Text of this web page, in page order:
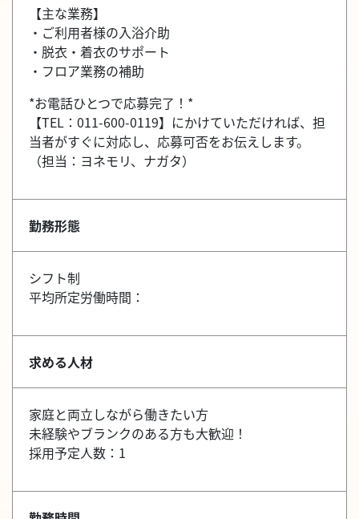
【主な業務】
・ご利用者様の入浴介助
・脱衣・着衣のサポート
・フロア業務の補助
*お電話ひとつで応募完了！*
【TEL：011-600-0119】にかけていただければ、担
当者がすぐに対応し、応募可否をお伝えします。
（担当：ヨネモリ、ナガタ）
勤務形態
シフト制
平均所定労働時間：
求める人材
家庭と両立しながら働きたい方
未経験やブランクのある方も大歓迎！
採用予定人数：1